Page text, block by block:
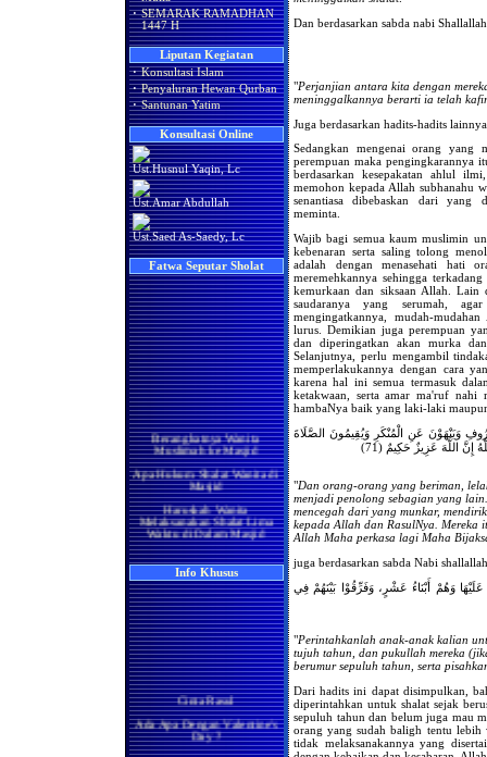
· SEMARAK RAMADHAN
1447 H
Liputan Kegiatan
· Konsultasi Islam
· Penyaluran Hewan Qurban
· Santunan Yatim
Konsultasi Online
Ust.Husnul Yaqin, Lc
Ust.Amar Abdullah
Ust.Saed As-Saedy, Lc
Fatwa Seputar Sholat
Berangkatnya Wanita
Muslimah ke Masjid
Apa Hukum Shalat Wanita di
Masjid
Haruskah Wanita
Melaksanakan Shalat Lima
Waktu di Dalam Masjid
Wanita di Rumah
Berma'mum Kepada Imam
di Masjid
Apakah Shalatnya Seorang
Wanita di rumah Lebih
Utama Ataukah di Masjidil
Haram
Manakah yang Lebih Utama
Bagi Wanita Pada Bulan
Ramadhan, Melaksanakan
Shalat di Masjidil Haram
atau di Rumah
Shalatnya Kaum Wanita
yang Sedang Umrah di
Bulan Ramadhan
Info Khusus
Cinta Rasul
Ada Apa Dengan Valentine's
Day ?
Manisnya Iman
Dan berdasarkan sabda nabi
"Perjanjian antara kita dengan
meninggalkannya berarti ia telah kafir
Juga berdasarkan hadits-hadits
Sedangkan mengenai orang yang
perempuan maka pengingkarannya
berdasarkan kesepakatan ahlul
memohon kepada Allah subhanahu
senantiasa dibebaskan dari yang
meminta.
Wajib bagi semua kaum muslimin
kebenaran serta saling tolong
adalah dengan menasehati hati
meremehkannya sehingga
kemurkaan dan siksaan Allah. Lain
saudaranya yang serumah, agar
mengingatkannya, mudah-
lurus. Demikian juga perempuan
dan diperingatkan akan murka
Selanjutnya, perlu mengambil
memperlakukannya dengan cara
karena hal ini semua termasuk
ketakwaan, serta amar ma'ruf
hambaNya baik yang laki-laki
وَيَنْهَوْنَ عَنِ الْمُنْكَرِ وَيُقِيمُونَ الصَّلَاةَ
إِنَّ اللَّهَ عَزِيزٌ حَكِيمٌ (71)
"Dan orang-orang yang beriman,
menjadi penolong sebagian yang
mencegah dari yang munkar,
kepada Allah dan RasulNya. Mereka
Allah Maha perkasa lagi Maha
juga berdasarkan sabda Nabi
وَهُمْ أَبْنَاءُ عَشْرٍ، وَفَرِّقُوْا بَيْنَهُمْ فِي
"Perintahkanlah anak-anak kalian
tujuh tahun, dan pukullah mereka
berumur sepuluh tahun, serta
Dari hadits ini dapat disimpulkan,
diperintahkan untuk shalat sejak
sepuluh tahun dan belum juga mau
orang yang sudah baligh tentu
tidak melaksanakannya yang